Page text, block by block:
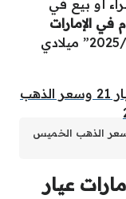
أو بيع في
في الإمارات
بالدرهم الإماراتي، اليوم الخميس “2025/9/1” ميلادي
الذهب اليوم في الامارات عيار 21 وسعر الذهب الخميس
عيار